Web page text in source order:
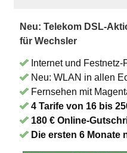
Neu: Telekom DSL-
für Wechsler
Internet und Festnetz-
Neu: WLAN in allen
Fernsehen mit
4 Tarife von 16 bis
180 € Online-
Die ersten 6 Monate